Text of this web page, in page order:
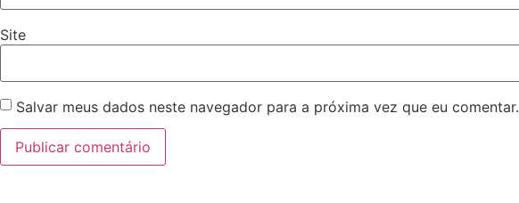
Site
Salvar meus dados neste navegador para a próxima vez que eu comentar.